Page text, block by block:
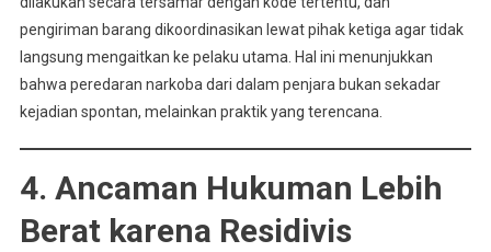
pengiriman barang dikoordinasikan lewat pihak ketiga agar tidak
langsung mengaitkan ke pelaku utama. Hal ini menunjukkan
bahwa peredaran narkoba dari dalam penjara bukan sekadar
kejadian spontan, melainkan praktik yang terencana.
4. Ancaman Hukuman Lebih
Berat karena Residivis